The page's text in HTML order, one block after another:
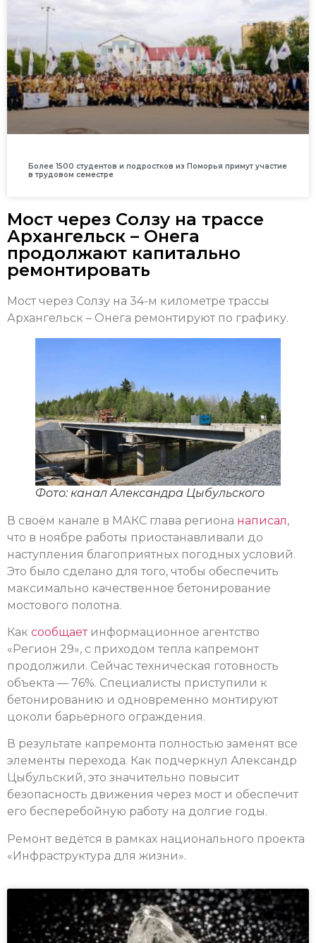
Более 1500 студентов и подростков из Поморья примут участие
в трудовом семестре
Мост через Солзу на трассе
Архангельск – Онега
продолжают капитально
ремонтировать
Мост через Солзу на 34-м километре трассы
Архангельск – Онега ремонтируют по графику.
Фото: канал Александра Цыбульского
В своём канале в МАКС глава региона написал,
что в ноябре работы приостанавливали до
наступления благоприятных погодных условий.
Это было сделано для того, чтобы обеспечить
максимально качественное бетонирование
мостового полотна.
Как сообщаетинформационное агентство
«Регион 29», с приходом тепла капремонт
продолжили. Сейчас техническая готовность
объекта — 76%. Специалисты приступили к
бетонированию и одновременно монтируют
цоколи барьерного ограждения.
В результате капремонта полностью заменят все
элементы перехода. Как подчеркнул Александр
Цыбульский, это значительно повысит
безопасность движения через мост и обеспечит
его бесперебойную работу на долгие годы.
Ремонт ведётся в рамках национального проекта
«Инфраструктура для жизни».